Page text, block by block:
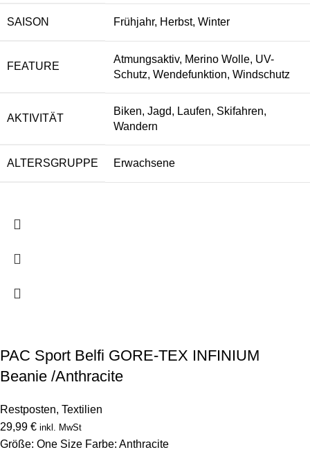
SAISON Frühjahr, Herbst, Winter
FEATURE
Atmungsaktiv, Merino Wolle, UV-
Schutz, Wendefunktion, Windschutz
AKTIVITÄT
Biken, Jagd, Laufen, Skifahren,
Wandern
ALTERSGRUPPE Erwachsene
PAC Sport Belfi GORE-TEX INFINIUM
Beanie /Anthracite
Restposten, Textilien
29,99 € inkl. MwSt
Größe: One Size Farbe: Anthracite